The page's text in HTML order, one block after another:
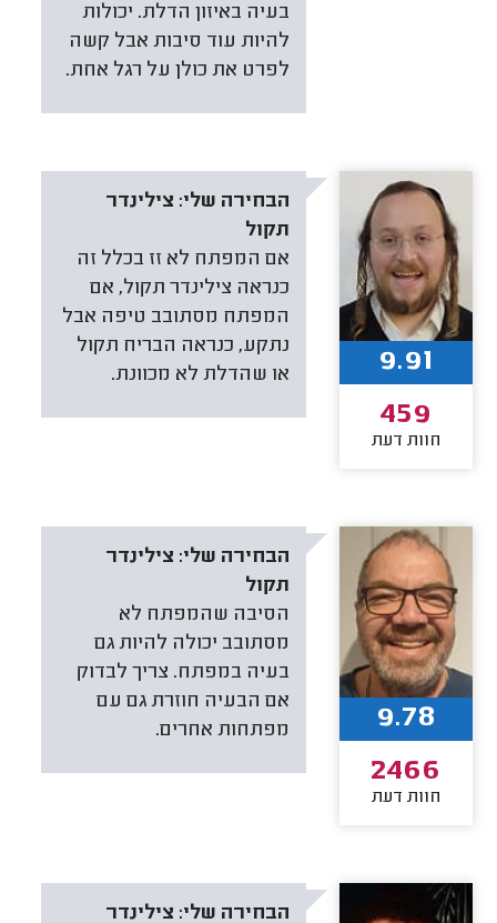
בעיה באיזון הדלת. יכולות
להיות עוד סיבות אבל קשה
לפרט את כולן על רגל אחת.
הבחירה שלי: צילינדר
תקול
אם המפתח לא זז בכלל זה
כנראה צילינדר תקול, אם
המפתח מסתובב טיפה אבל
נתקע, כנראה הבריח תקול
או שהדלת לא מכוונת.
9.91
459
חוות דעת
הבחירה שלי: צילינדר
תקול
הסיבה שהמפתח לא
מסתובב יכולה להיות גם
בעיה במפתח. צריך לבדוק
אם הבעיה חוזרת גם עם
מפתחות אחרים.
9.78
2466
חוות דעת
הבחירה שלי: צילינדר